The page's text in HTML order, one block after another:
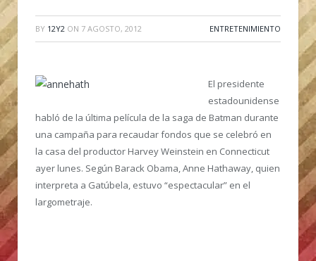
BY 12Y2 ON 7 AGOSTO, 2012 ENTRETENIMIENTO
El presidente
estadounidense
habló de la última película de la saga de Batman durante
una campaña para recaudar fondos que se celebró en
la casa del productor Harvey Weinstein en Connecticut
ayer lunes. Según Barack Obama, Anne Hathaway, quien
interpreta a Gatúbela, estuvo “espectacular” en el
largometraje.